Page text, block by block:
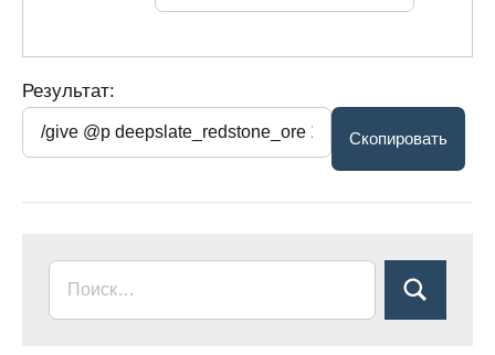
Результат: